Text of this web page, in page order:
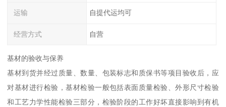
运输 自提代运均可
经营方式 自营
基材的验收与保养
基材到货并经过质量、数量、包装标志和质保书等项目验收后，应
对基材进行检验，基材检验一般包括表面质量检验、外形尺寸检验
和工艺力学性能检验三部分，检验阶段的工作好坏直接影响到有机